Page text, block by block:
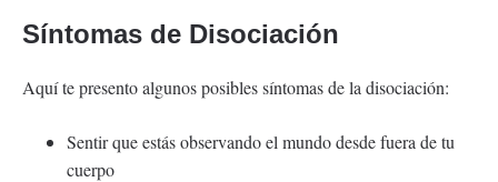
Síntomas de Disociación
Aquí te presento algunos posibles síntomas de la disociación:
Sentir que estás observando el mundo desde fuera de tu
cuerpo